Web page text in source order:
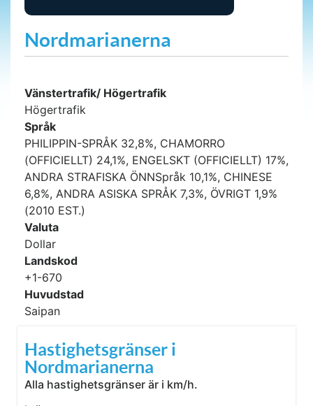
Nordmarianerna
Vänstertrafik/ Högertrafik
Högertrafik
Språk
PHILIPPIN-SPRÅK 32,8%, CHAMORRO
(OFFICIELLT) 24,1%, ENGELSKT (OFFICIELLT) 17%,
ANDRA STRAFISKA ÖNNSpråk 10,1%, CHINESE
6,8%, ANDRA ASISKA SPRÅK 7,3%, ÖVRIGT 1,9%
(2010 EST.)
Valuta
Dollar
Landskod
+1-670
Huvudstad
Saipan
Hastighetsgränser i
Nordmarianerna
Alla hastighetsgränser är i km/h.